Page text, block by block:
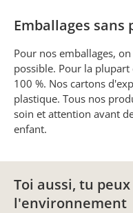
Emballages sans
Pour nos emballages,
possible. Pour la
100 %. Nos cartons
plastique. Tous nos
soin et attention avant
enfant.
Toi aussi, tu
l'environnement